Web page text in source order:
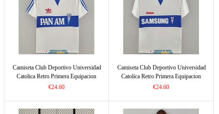
Camiseta Club Deportivo Universidad
Catolica Retro Primera Equipacion
1987/1988
€24.60
Camiseta Club Deportivo Universidad
Catolica Retro Primera Equipacion
1993/1994
€24.60